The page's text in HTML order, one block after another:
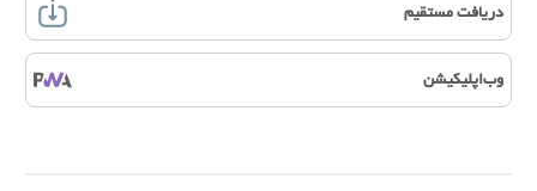
دریافت مستقیم
وب‌اپلیکیشن